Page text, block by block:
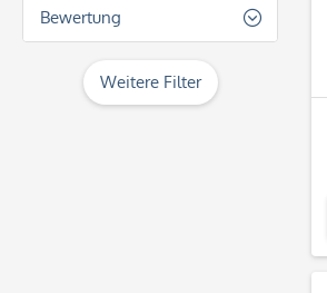
8
Bewertung
& mehr
Weitere Filter